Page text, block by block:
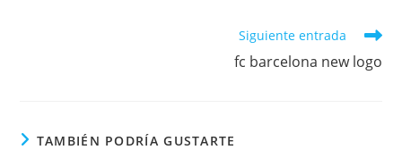
Siguiente entrada
fc barcelona new logo
TAMBIÉN PODRÍA GUSTARTE